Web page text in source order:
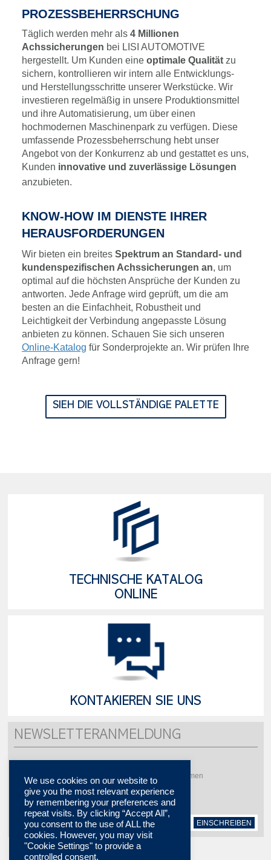
PROZESSBEHERRSCHUNG
Täglich werden mehr als 4 Millionen
Achssicherungen bei LISI AUTOMOTIVE
hergestellt. Um Kunden eine optimale Qualität zu
sichern, kontrollieren wir intern alle Entwicklungs-
und Herstellungsschritte unserer Werkstücke. Wir
investieren regelmäßig in unsere Produktionsmittel
und ihre Automatisierung, um über einen
hochmodernen Maschinenpark zu verfügen. Diese
umfassende Prozessbeherrschung hebt unser
Angebot von der Konkurrenz ab und gestattet es uns,
Kunden innovative und zuverlässige Lösungen
anzubieten.
KNOW-HOW IM DIENSTE IHRER
HERAUSFORDERUNGEN
Wir bieten ein breites Spektrum an Standard- und
kundenspezifischen Achssicherungen an, um
optimal auf die höchsten Ansprüche der Kunden zu
antworten. Jede Anfrage wird geprüft, um die am
besten an die Einfachheit, Robustheit und
Leichtigkeit der Verbindung angepasste Lösung
anbieten zu können. Schauen Sie sich unseren
Online-Katalog für Sonderprojekte an. Wir prüfen Ihre
Anfrage gern!
SIEH DIE VOLLSTÄNDIGE PALETTE
TECHNISCHE KATALOG
ONLINE
KONTAKIEREN SIE UNS
NEWSLETTERANMELDUNG
Bitte abonnieren Sie um unsere Newsletter zu bekommen
EINSCHREIBEN
We use cookies on our website to
give you the most relevant experience
by remembering your preferences and
repeat visits. By clicking “Accept All”,
you consent to the use of ALL the
cookies. However, you may visit
"Cookie Settings" to provide a
controlled consent.